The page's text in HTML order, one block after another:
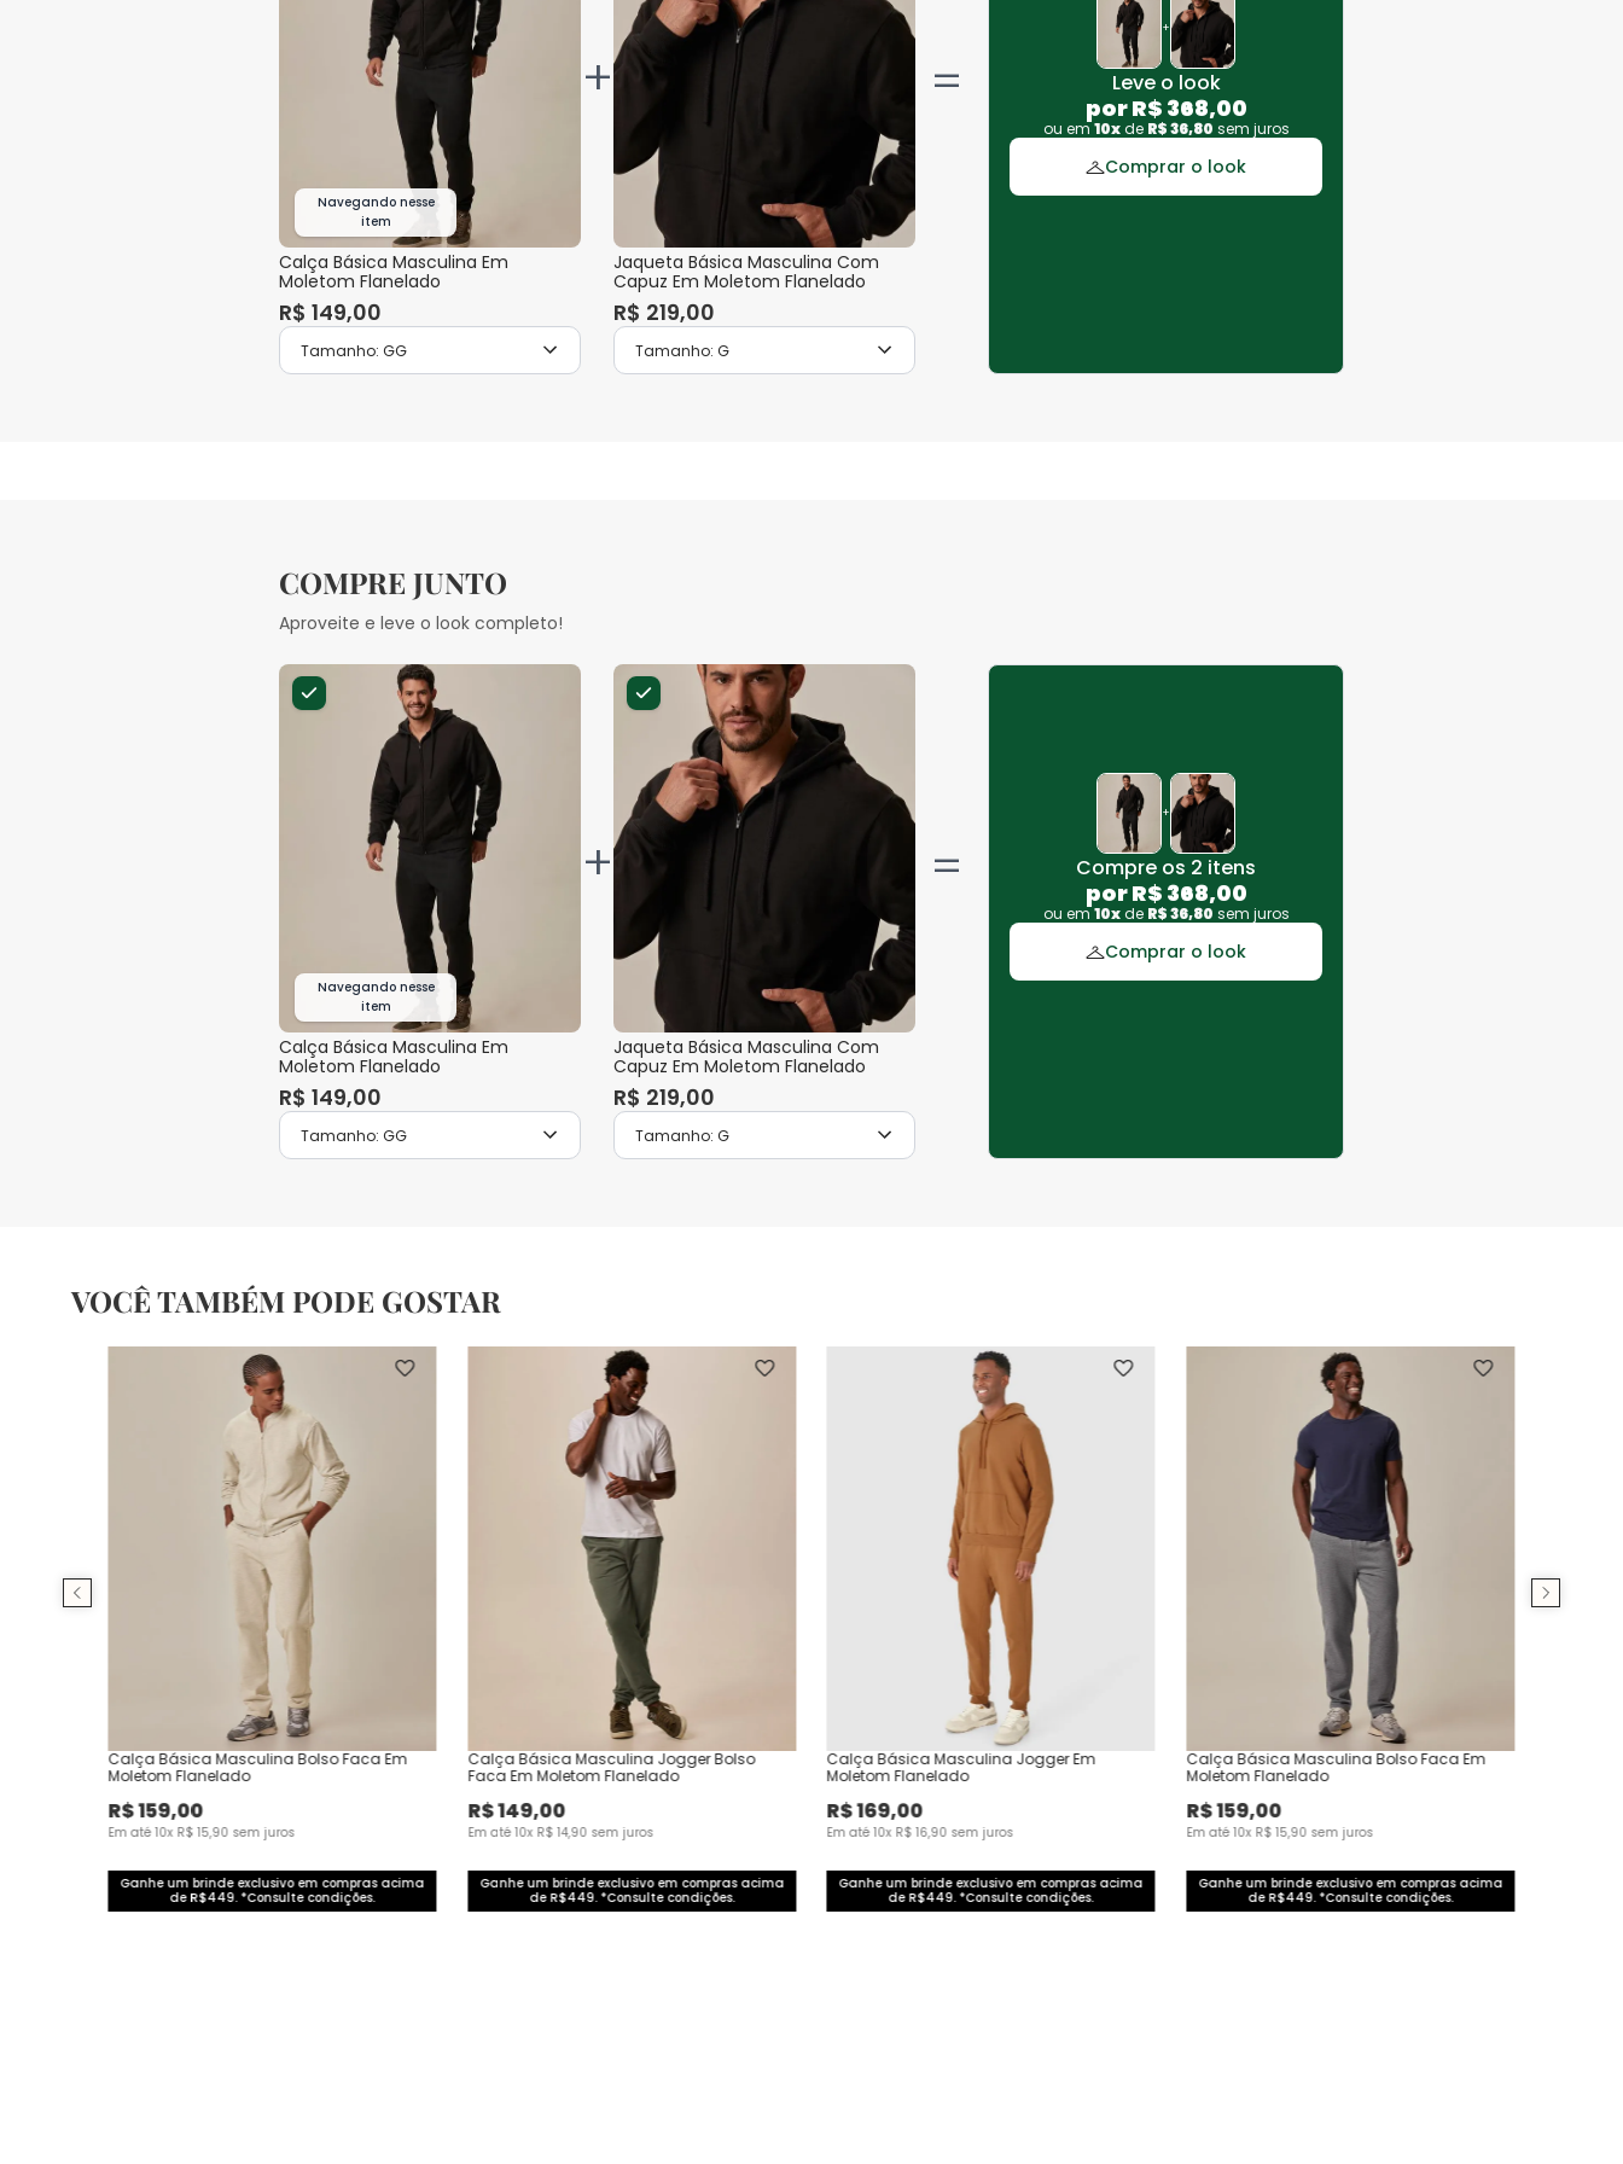
Navegando nesse
item
Calça Básica Masculina Em
Moletom Flanelado
R$ 149,00
Tamanho: GG
+
Jaqueta Básica Masculina Com
Capuz Em Moletom Flanelado
R$ 219,00
Tamanho: G
+
Leve o look
porR$ 368,00
ou em10x de R$36,80 sem juros
Comprar o look
COMPRE JUNTO
Aproveite e leve o look completo!
Navegando nesse
item
Calça Básica Masculina Em
Moletom Flanelado
R$ 149,00
Tamanho: GG
+
Jaqueta Básica Masculina Com
Capuz Em Moletom Flanelado
R$ 219,00
Tamanho: G
+
Compre os 2 itens
porR$ 368,00
ou em10x de R$36,80 sem juros
Comprar o look
VOCÊ TAMBÉM PODE GOSTAR
Calça Básica Masculina Bolso Faca Em
Moletom Flanelado
R$159,00
Em até10x R$ 15,90 sem juros
Ganhe um brinde exclusivo em compras acima
de R$449. *Consulte condições.
Calça Básica Masculina Jogger Bolso
Faca Em Moletom Flanelado
R$149,00
Em até10x R$ 14,90 sem juros
Ganhe um brinde exclusivo em compras acima
de R$449. *Consulte condições.
Calça Básica Masculina Jogger Em
Moletom Flanelado
R$169,00
Em até10x R$ 16,90 sem juros
Ganhe um brinde exclusivo em compras acima
de R$449. *Consulte condições.
Calça Básica Masculina Bolso Faca Em
Moletom Flanelado
R$159,00
Em até10x R$ 15,90 sem juros
Ganhe um brinde exclusivo em compras acima
de R$449. *Consulte condições.